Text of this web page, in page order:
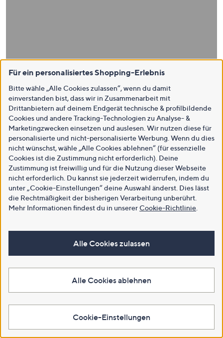
Für ein personalisiertes Shopping-Erlebnis
Bitte wähle „Alle Cookies zulassen“, wenn du damit
einverstanden bist, dass wir in Zusammenarbeit mit
Drittanbietern auf deinem Endgerät technische & profilbildende
Cookies und andere Tracking-Technologien zu Analyse- &
Marketingzwecken einsetzen und auslesen. Wir nutzen diese für
personalisierte und nicht-personalisierte Werbung. Wenn du dies
nicht wünschst, wähle „Alle Cookies ablehnen“ (für essenzielle
Cookies ist die Zustimmung nicht erforderlich). Deine
Zustimmung ist freiwillig und für die Nutzung dieser Webseite
nicht erforderlich. Du kannst sie jederzeit widerrufen, indem du
unter „Cookie-Einstellungen“ deine Auswahl änderst. Dies lässt
die Rechtmäßigkeit der bisherigen Verarbeitung unberührt.
Mehr Informationen findest du in unsererCookie-Richtlinie
Alle Cookies zulassen
Alle Cookies ablehnen
Cookie-Einstellungen